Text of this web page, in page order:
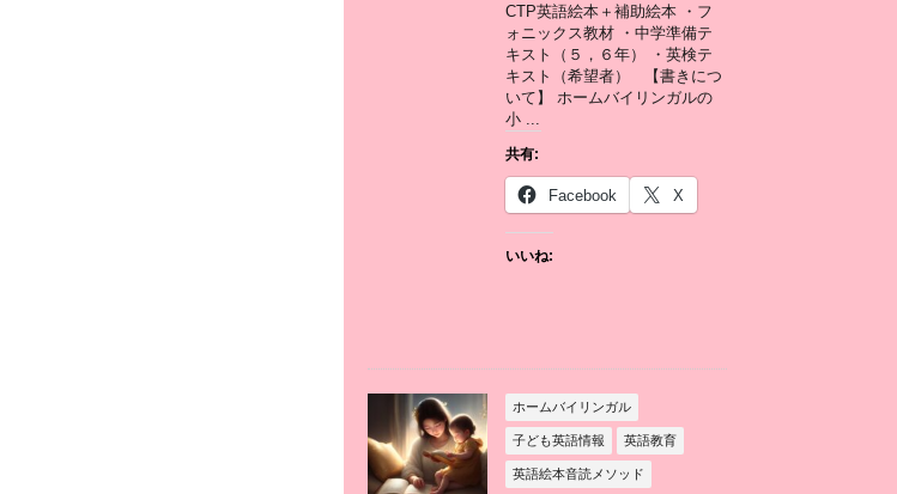
CTP英語絵本＋補助絵本 ・フ
ォニックス教材 ・中学準備テ
キスト（５，６年） ・英検テ
キスト（希望者） 【書きにつ
いて】 ホームバイリンガルの
小 ...
共有:
Facebook X
いいね:
ホームバイリンガル
子ども英語情報 英語教育
英語絵本音読メソッド